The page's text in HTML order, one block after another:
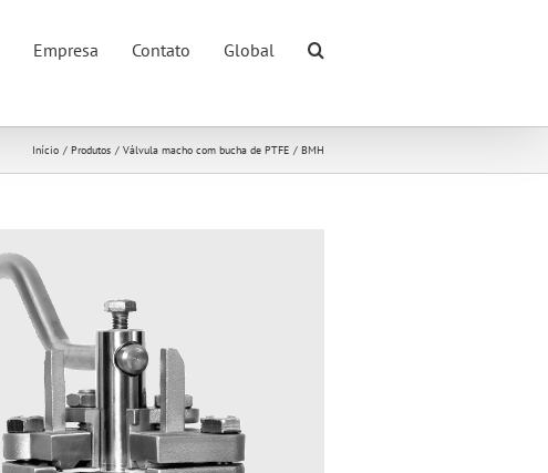
Empresa Contato Global
Início Produtos Válvula macho com bucha de PTFE BMH